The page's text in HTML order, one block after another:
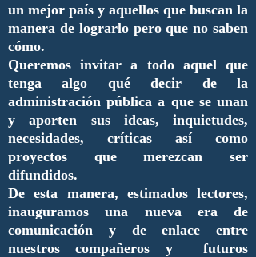
un mejor país y aquellos que buscan la
manera de lograrlo pero que no saben
cómo.
Queremos invitar a todo aquel que
tenga algo qué decir de la
administración pública a que se unan
y aporten sus ideas, inquietudes,
necesidades, críticas así como
proyectos que merezcan ser
difundidos.
De esta manera, estimados lectores,
inauguramos una nueva era de
comunicación y de enlace entre
nuestros compañeros y futuros